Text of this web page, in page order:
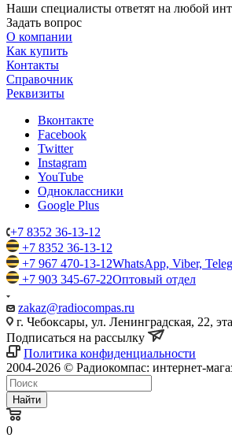
Наши специалисты ответят на любой
Задать вопрос
О компании
Как купить
Контакты
Справочник
Реквизиты
Вконтакте
Facebook
Twitter
Instagram
YouTube
Одноклассники
Google Plus
+7 8352 36-13-12
+7 8352 36-13-12
+7 967 470-13-12WhatsApp, Viber,
+7 903 345-67-22Оптовый отдел
zakaz@radiocompas.ru
г. Чебоксары, ул. Ленинградская, 22,
Подписаться на рассылку
Политика конфиденциальности
2004-2026 © Радиокомпас: интернет-
Найти
0